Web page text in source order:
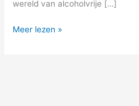
wereld van alcoholvrije […]
Meer lezen »